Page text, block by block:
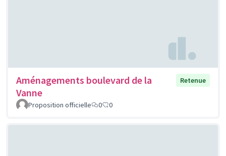
Aménagements boulevard de la
Vanne
Retenue
Proposition officielle 0 0